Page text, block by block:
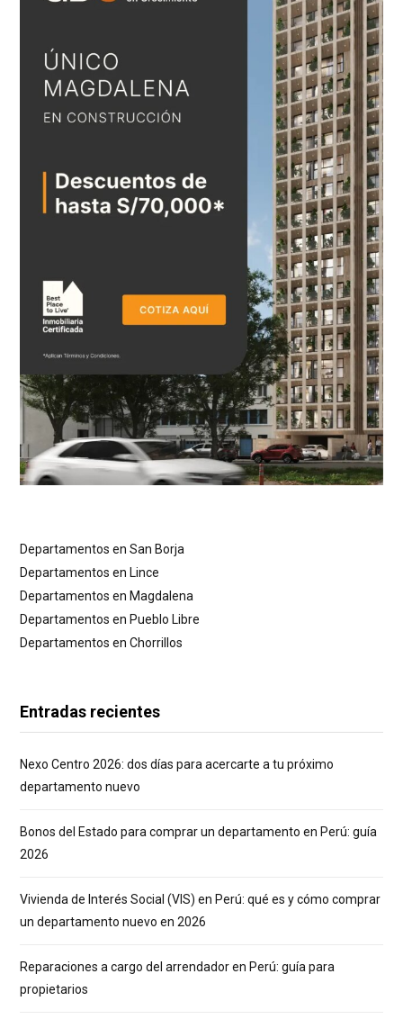
Departamentos en San Borja
Departamentos en Lince
Departamentos en Magdalena
Departamentos en Pueblo Libre
Departamentos en Chorrillos
Entradas recientes
Nexo Centro 2026: dos días para acercarte a tu próximo
departamento nuevo
Bonos del Estado para comprar un departamento en Perú: guía
2026
Vivienda de Interés Social (VIS) en Perú: qué es y cómo comprar
un departamento nuevo en 2026
Reparaciones a cargo del arrendador en Perú: guía para
propietarios